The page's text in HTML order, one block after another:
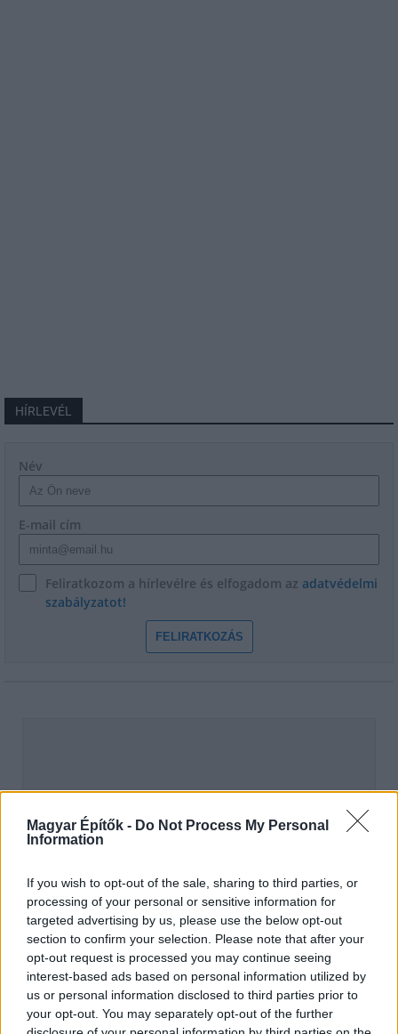
Magyar Építők - Do Not Process My Personal
Information
If you wish to opt-out of the sale, sharing to third parties, or
processing of your personal or sensitive information for
targeted advertising by us, please use the below opt-out
section to confirm your selection. Please note that after your
opt-out request is processed you may continue seeing
interest-based ads based on personal information utilized by
us or personal information disclosed to third parties prior to
your opt-out. You may separately opt-out of the further
HÍRLEVÉL
Név
E-mail cím
Feliratkozom a hírlevélre és elfogadom az adatvédelmi
szabályzatot!
FELIRATKOZÁS